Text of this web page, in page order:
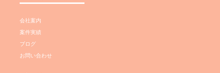
会社案内
案件実績
ブログ
お問い合わせ